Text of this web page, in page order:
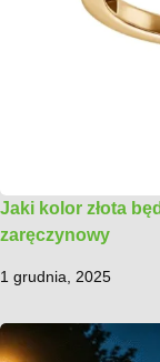
Jaki kolor złota
zaręczynowy
1 grudnia, 2025